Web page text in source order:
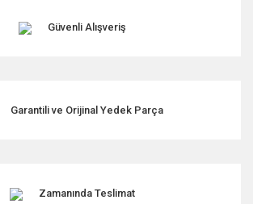
Güvenli Alışveriş
Garantili ve Orijinal Yedek Parça
Zamanında Teslimat